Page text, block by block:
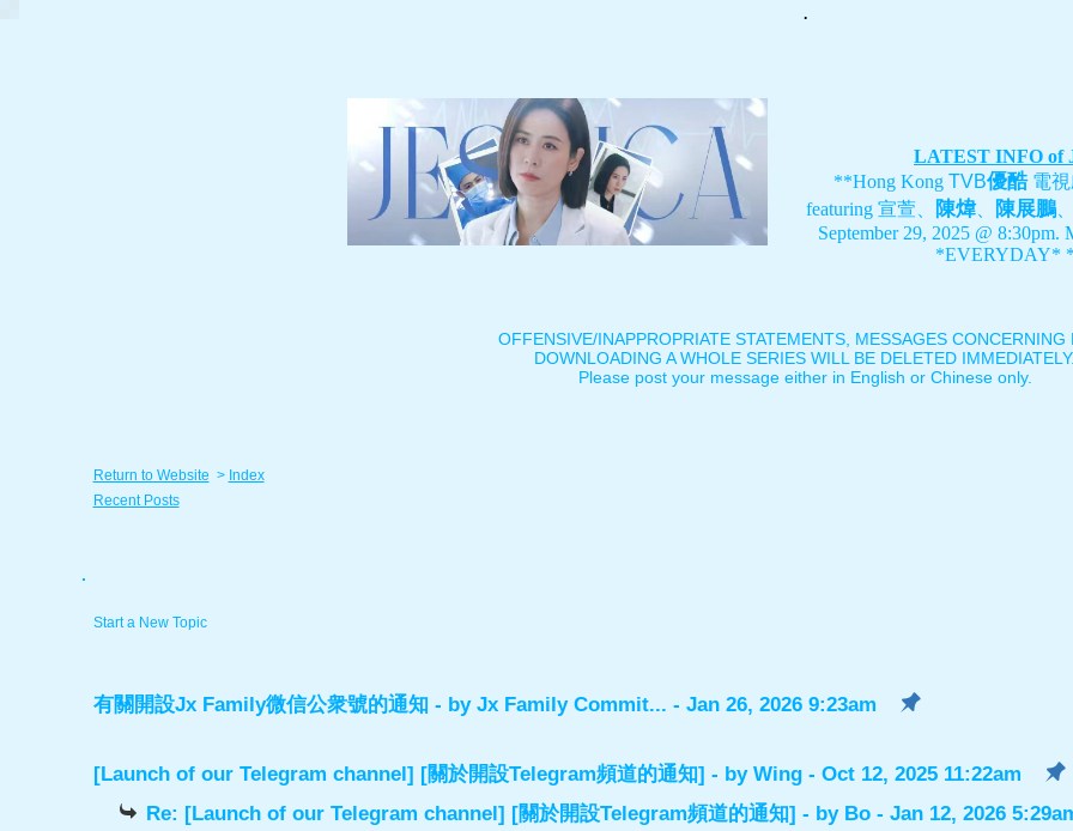
.
LATEST INFO of
**Hong Kong TVB優酷電視
featuring 宣萱、 陳煒、 陳展鵬
September 29, 2025 @ 8:30pm.
*EVERYDAY*
OFFENSIVE/INAPPROPRIATE STATEMENTS, MESSAGES CONCERNING
DOWNLOADING A WHOLE SERIES WILL BE DELETED IMMEDIATELY.
Please post your message either in English or Chinese only.
Return to Website > Index
Recent Posts
.
Start a New Topic
有關開設Jx Family微信公衆號的通知 - by Jx Family Commit... - Jan 26, 2026 9:23am
[Launch of our Telegram channel] [關於開設Telegram頻道的通知] - by Wing- Oct 12, 2025 11:22am
Re: [Launch of our Telegram channel] [關於開設Telegram頻道的通知] - by Bo- Jan 12, 2026